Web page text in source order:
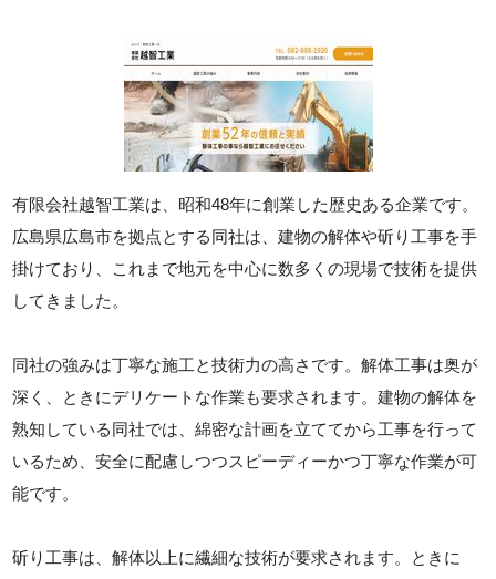
有限会社越智工業は、昭和48年に創業した歴史ある企業です。
広島県広島市を拠点とする同社は、建物の解体や斫り工事を手
掛けており、これまで地元を中心に数多くの現場で技術を提供
してきました。
同社の強みは丁寧な施工と技術力の高さです。解体工事は奥が
深く、ときにデリケートな作業も要求されます。建物の解体を
熟知している同社では、綿密な計画を立ててから工事を行って
いるため、安全に配慮しつつスピーディーかつ丁寧な作業が可
能です。
斫り工事は、解体以上に繊細な技術が要求されます。ときに